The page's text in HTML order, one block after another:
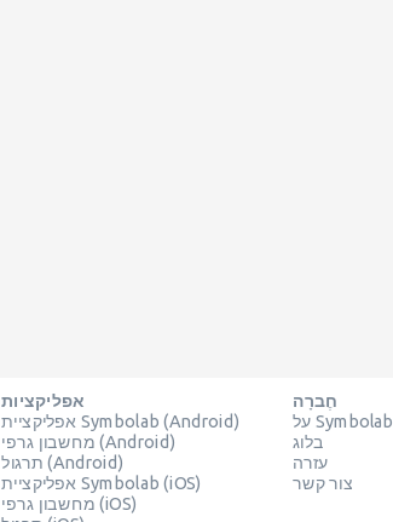
אפליקציות
אפליקציית Symbolab (Android)
מחשבון גרפי (Android)
תרגול (Android)
אפליקציית Symbolab (iOS)
מחשבון גרפי (iOS)
חֶברָה
על Symbolab
בלוג
עזרה
צור קשר